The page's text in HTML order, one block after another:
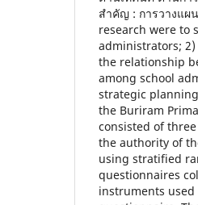
สำคัญ : การวางแผ
research were to
administrators;
the relationship
among school
strategic
the Buriram
consisted of
the authority of
using stratified
questionnaires
instruments